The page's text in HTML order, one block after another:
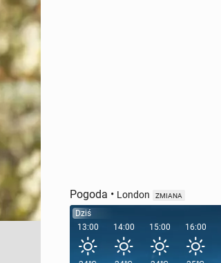
Pogoda • London ZMIANA
Dziś
13:00
14:00 15:00 16:00